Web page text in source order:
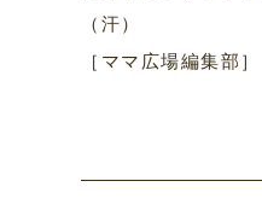
（汗）
［ママ広場編集部］